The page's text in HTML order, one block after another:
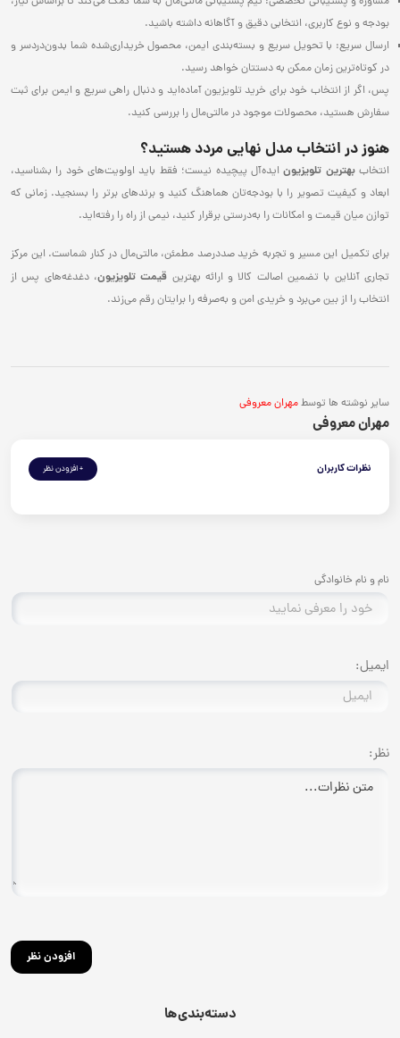
بودجه و نوع کاربری، انتخابی دقیق و آگاهانه داشته باشید.
ارسال سریع: با تحویل سریع و بسته‌بندی ایمن، محصول خریداری‌شده شما بدون‌دردسر و
در کوتاه‌ترین زمان ممکن به دستتان خواهد رسید.
پس، اگر از انتخاب خود برای خرید تلویزیون آماده‌اید و دنبال راهی سریع و ایمن برای ثبت
سفارش هستید، محصولات موجود در مالتی‌مال را بررسی کنید.
هنوز در انتخاب مدل نهایی مردد هستید؟
انتخاببهترین تلویزیونایده‌آل پیچیده نیست؛ فقط باید اولویت‌های خود را بشناسید،
ابعاد و کیفیت تصویر را با بودجه‌تان هماهنگ کنید و برندهای برتر را بسنجید. زمانی که
توازن میان قیمت و امکانات را به‌درستی برقرار کنید، نیمی از راه را رفته‌اید.
برای تکمیل این مسیر و تجربه خرید صددرصد مطمئن، مالتی‌مال در کنار شماست. این مرکز
تجاری آنلاین با تضمین اصالت کالا و ارائه بهترین قیمت تلویزیون، دغدغه‌های پس از
انتخاب را از بین می‌برد و خریدی امن و به‌صرفه را برایتان رقم می‌زند.
سایر نوشته ها توسطمهران معروفی
مهران معروفی
نظرات کاربران + افزودن نظر
نام و نام خانوادگی
ایمیل:
نظر:
افزودن نظر
دسته‌بندی‌ها